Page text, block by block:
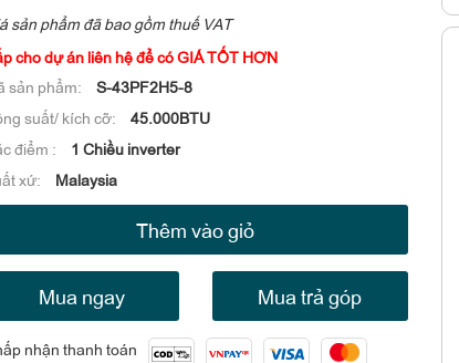
sản phẩm đã bao gồm thuế VAT
cho dự án liên hệ để có GIÁ TỐT HƠN
sản phẩm:
S-43PF2H5-8
suất/ kích cỡ:
45.000BTU
điểm :
1 Chiều inverter
xứ:
Malaysia
Thêm vào giỏ
Mua ngay Mua trả góp
nhận thanh toán